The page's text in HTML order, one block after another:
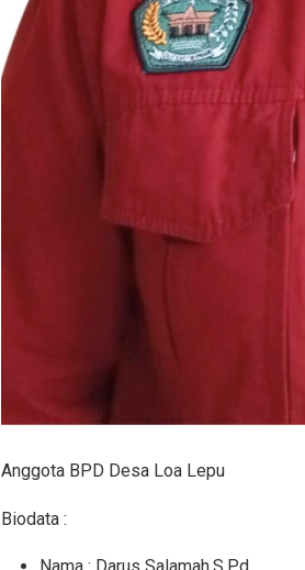
Anggota BPD Desa Loa Lepu
Biodata :